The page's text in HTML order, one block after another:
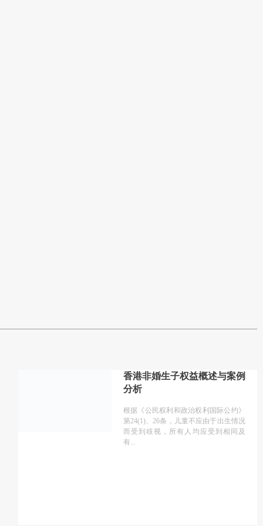
香港非婚生子权益概述与案例
分析
根据《公民权利和政治权利国际公约》
第24(1)、26条，儿童不应由于出生情况
而受到歧视，所有人均应受到相同及
有